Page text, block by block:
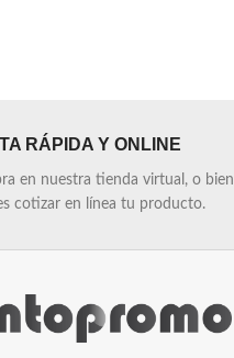
RÁPIDA Y ONLINE
en nuestra tienda virtual, o bien
cotizar en línea tu producto.